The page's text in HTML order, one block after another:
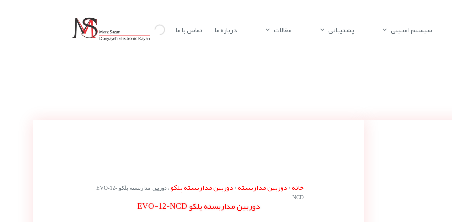
سیستم امنیتی پشتیبانی مقالات درباره ما تماس با ما
خانه/ دوربین مداربسته/ دوربین مداربسته پلکو
/ دوربین مداربسته پلکو EVO-12-
NCD
دوربین مداربسته پلکو EVO-12-NCD